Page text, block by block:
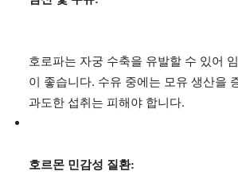
호로파는 자궁 수축을 유발할 수 있어
이 좋습니다. 수유 중에는 모유 생산을
과도한 섭취는 피해야 합니다.
호르몬 민감성 질환: